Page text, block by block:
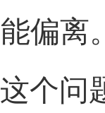
偏离
个问